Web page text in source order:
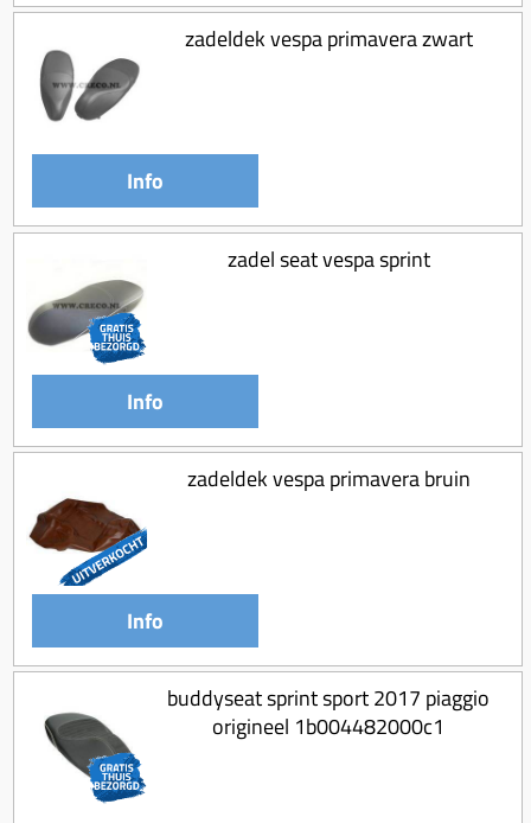
zadeldek vespa primavera zwart
Info
zadel seat vespa sprint
Info
zadeldek vespa primavera bruin
Info
buddyseat sprint sport 2017 piaggio
origineel 1b004482000c1